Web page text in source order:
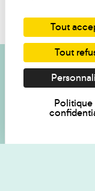
Je
Tout
Tout
Politique